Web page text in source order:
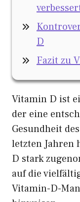
D
Fazit zu
Vitamin D ist
der eine
Gesundheit
letzten Jahren
D stark
auf die
Vitamin-D-